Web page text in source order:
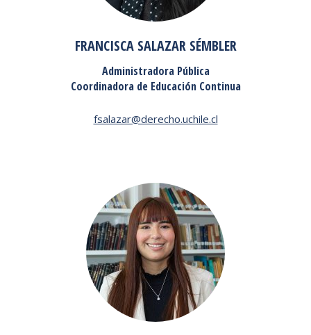
FRANCISCA SALAZAR SÉMBLER
Administradora Pública
Coordinadora de Educación Continua
fsalazar@derecho.uchile.cl